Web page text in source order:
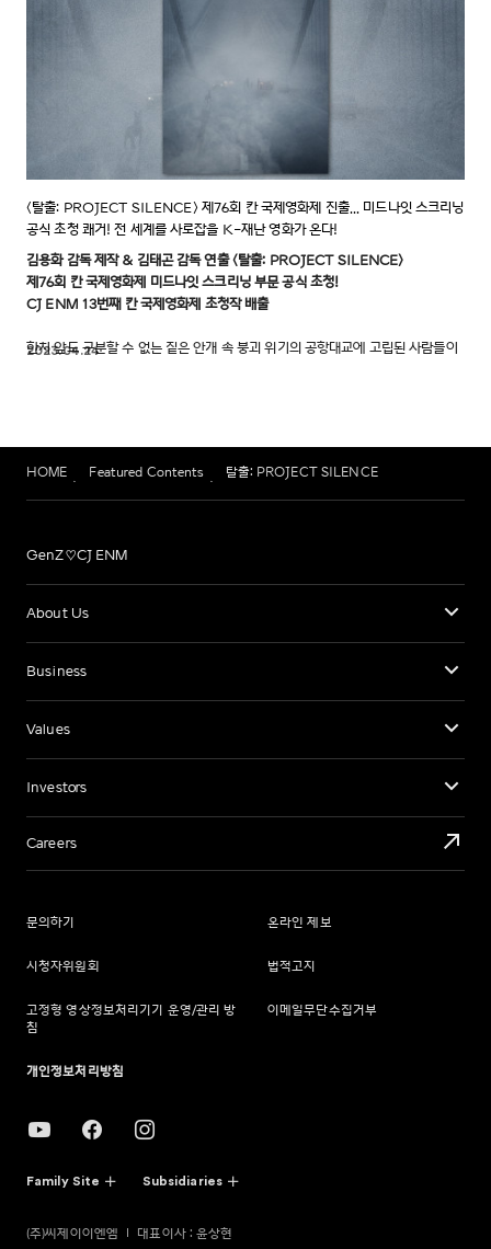
<탈출: PROJECT SILENCE> 제76회 칸 국제영화제 진출... 미드나잇 스크리닝
공식 초청 쾌거! 전 세계를 사로잡을 K-재난 영화가 온다!
김용화 감독 제작 & 김태곤 감독 연출 <탈출: PROJECT SILENCE>
제76회 칸 국제영화제 미드나잇 스크리닝 부문 공식 초청!
CJ ENM 13번째 칸 국제영화제 초청작 배출
한치 앞도 구분할 수 없는 짙은 안개 속 붕괴 위기의 공항대교에 고립된 사람들이
PROJECT SILENCE>가 비경쟁 부문의 미드나잇 스크리닝에 초청되었다고
공식 발표했다. <탈출: PROJECT SILENCE>가 초청된 미드나잇 스크리닝은
<탈출: PROJECT SILENCE>는 한국 판타지 영화의 새로운 지평을 연 천만
영화 시리즈 <신과함께>의 김용화 감독이 제작을 맡고, <족구왕><범죄의 여왕><
소공녀> 등 기발한 독립영화를 기획하고 제작한 광화문시네마의 대표이자 <
국제영화제에 초청된 김태곤 감독은 “칸 국제영화제에 초청되어 정말 기쁘다.
영화인의 한사람으로서 영광으로 생각한다. <탈출: PROJECT SILENCE>가 칸
국제영화제에서 좋은 반응 얻기를 기대한다”라며 뜻깊은 소감을 밝혔다. 이어
어려운 제작 환경 속에서도 감독 이하 배우 & 스탭들이 열심히 만든 작품인 만큼
국경을 초월해 많은 관객들이 보고, 응원해 주길 바란다”라는 기대감을 드러냈다.
영화의 투자 배급을 맡은 CJ ENM은 <탈출: PROJECT SILENCE>가 제76회
칸 국제영화제에 초청되며 국내 투자배급사 가운데 가장 많은 13편의 작품을 칸
국제영화제에 진출시키는 영광을 안았다. 앞서 CJ ENM은 <달콤한 인생>
이상한 놈 >(2008년 비경쟁 부문), <박쥐>(2009년 경쟁 부문), <마더>(2009년
주목할 만한 시선), <표적>(2014년 비경쟁 부문), <아가씨>(2016년 경쟁 부문),
(2022년 경쟁 부문)까지 자사 투자배급 작품 중 총 12편의 영화를 칸
국제영화제에 진출시켰다.
<탈출: PROJECT SILENCE>는 일상의 공간이 한순간에 걷잡을 수 없는
넘치는 설정을 바탕으로 이제껏 본 적 없는 새로운 재난 영화의 탄생을 예고하고
있다. <기생충> 이선균과 <신과함께> 시리즈 주지훈, 천만 배우들이 의기투합한
것을 비롯해 김희원, 문성근, 예수정, 김태우, 박희본, 박주현, 김수안까지 세대
선보인다. 여기에 <기생충><브로커> 홍경표 촬영감독, <부산행><화이: 괴물을
킹메이커> 한아름 미술감독, <승리호><신과함께> 시리즈의 VFX 회사 덱스터
SILENCE>는 2023년 국내 관객들과 만날 예정이다.
2023.04.24
HOME Featured Contents 탈출: PROJECT SILENCE
GenZ♡CJ ENM
About Us
Business
Values
Investors
Careers
문의하기 온라인 제보
시청자위원회 법적고지
고정형 영상정보처리기기 운영/관리 방
침
이메일무단수집거부
개인정보처리방침
Family Site Subsidiaries
(주)씨제이이엔엠
대표이사 : 윤상현